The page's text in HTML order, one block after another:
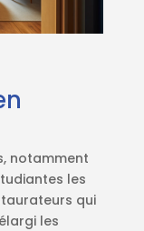
notamment
les
qui
les